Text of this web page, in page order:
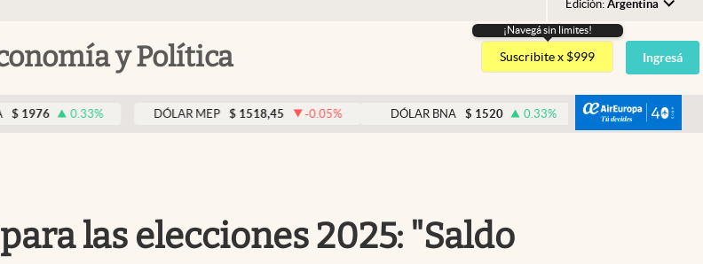
Edición: Argentina
Argentina
España
México
USA
y Política
¡Navegá sin limites!
Suscribite x $999 Ingresá
0.33% DÓLAR MEP $ 1518,45 -0.05 % DÓLAR BNA $ 1520 0.33% DÓLAR BLUE $ 1540
las elecciones 2025: "Saldo